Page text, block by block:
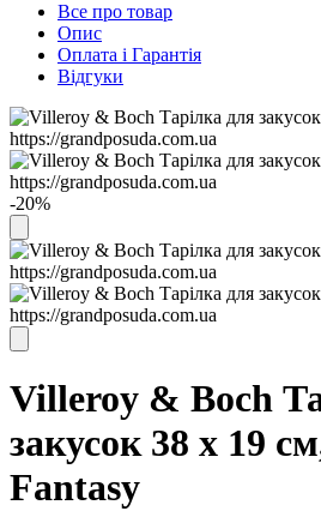
Все про товар
Опис
Оплата і Гарантія
Відгуки
-20%
Villeroy & Boch
закусок 38 х 19
Fantasy